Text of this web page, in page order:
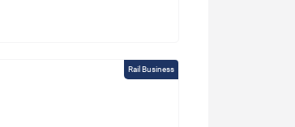
Rail Business